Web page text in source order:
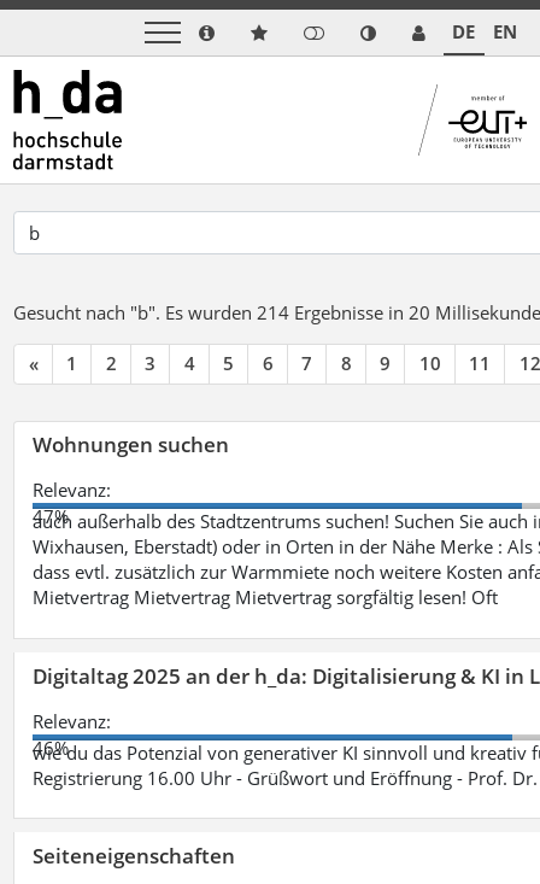
DE EN
Gesucht nach "b". Es wurden 214 Ergebnisse in 20
« 1 2 3 4 5 6 7 8 9 10 11 12
Wohnungen suchen
Relevanz:
47%
auch außerhalb des Stadtzentrums suchen! Suchen Sie
Wixhausen, Eberstadt) oder in Orten in der Nähe Merke :
dass evtl. zusätzlich zur Warmmiete noch weitere Kosten
Mietvertrag Mietvertrag Mietvertrag sorgfältig lesen! Oft
Digitaltag 2025 an der h_da: Digitalisierung & KI in
Relevanz:
46%
wie du das Potenzial von generativer KI sinnvoll und kreativ
Registrierung 16.00 Uhr - Grüßwort und Eröffnung - Prof.
Seiteneigenschaften